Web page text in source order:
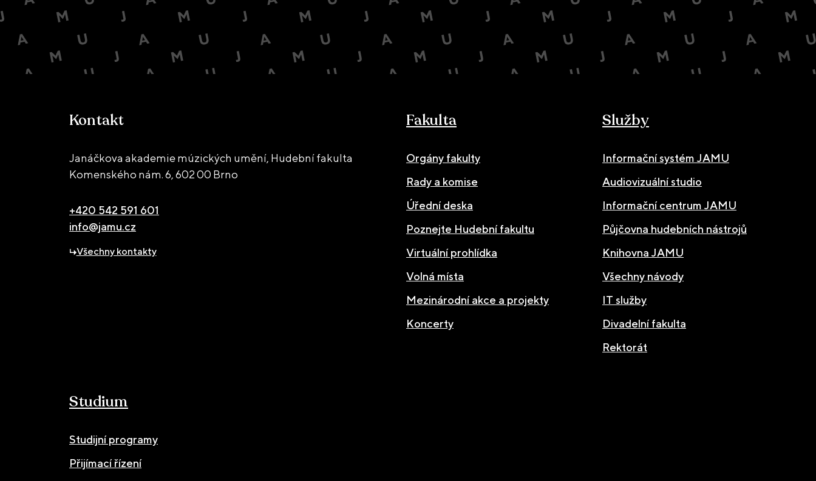
Kontakt
Janáčkova akademie múzických umění, Hudební fakulta
Komenského nám. 6,602 00 Brno
+420 542 591 601
info@jamu.cz
Všechny kontakty
Fakulta
Orgány fakulty
Rady a komise
Úřední deska
Poznejte Hudební fakultu
Virtuální prohlídka
Volná místa
Mezinárodní akce a projekty
Koncerty
Služby
Informační systém JAMU
Audiovizuální studio
Informační centrum JAMU
Půjčovna hudebních nástrojů
Knihovna JAMU
Všechny návody
IT služby
Divadelní fakulta
Rektorát
Studium
Studijní programy
Přijímací řízení